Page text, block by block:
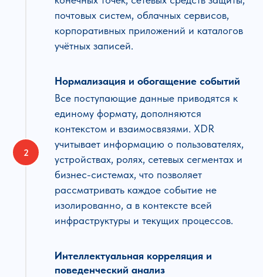
почтовых систем, облачных сервисов,
корпоративных приложений и каталогов
учётных записей.
Нормализация и обогащение событий
Все поступающие данные приводятся к
единому формату, дополняются
контекстом и взаимосвязями. XDR
учитывает информацию о пользователях,
устройствах, ролях, сетевых сегментах и
бизнес-системах, что позволяет
рассматривать каждое событие не
изолированно, а в контексте всей
инфраструктуры и текущих процессов.
Интеллектуальная корреляция и
поведенческий анализ